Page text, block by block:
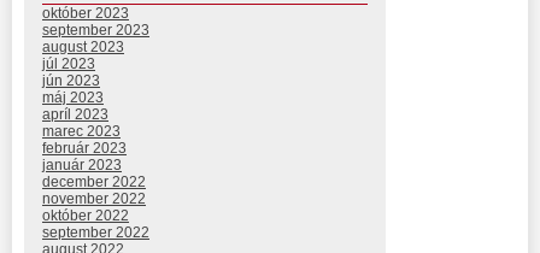
október 2023
september 2023
august 2023
júl 2023
jún 2023
máj 2023
apríl 2023
marec 2023
február 2023
január 2023
december 2022
november 2022
október 2022
september 2022
august 2022